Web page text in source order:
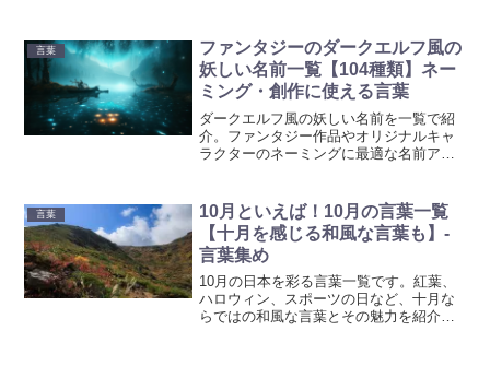
言葉
ファンタジーのダークエルフ風の
妖しい名前一覧【104種類】ネー
ミング・創作に使える言葉
ダークエルフ風の妖しい名前を一覧で紹
介。ファンタジー作品やオリジナルキャ
ラクターのネーミングに最適な名前アイ
言葉
10月といえば！10月の言葉一覧
【十月を感じる和風な言葉も】-
言葉集め
10月の日本を彩る言葉一覧です。紅葉、
ハロウィン、スポーツの日など、十月な
らではの和風な言葉とその魅力を紹介し